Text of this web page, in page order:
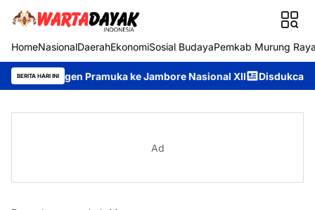
HomeNasionalDaerahEkonomiSosial BudayaPemkab Murung
BERITA HARI INI
Pramuka ke Jambore Nasional XII Disdukcapil Murung Raya
Ad